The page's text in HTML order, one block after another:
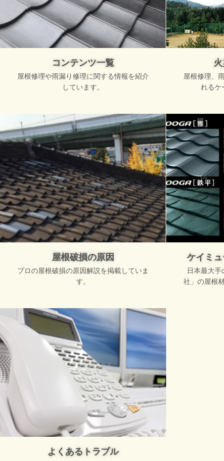
コンテンツ一覧
屋根修理や雨漏り修理に関する情報を紹介
しています。
屋根修理、
れるケ
屋根破損の原因
プロの屋根破損の原因解説を掲載していま
す。
ケイミ
日本最大
社」の屋根
よくあるトラブル